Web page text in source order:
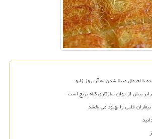
با احتمال مبتلا شدن به آرتروز زانو
قلبی را بهبود می بخشد